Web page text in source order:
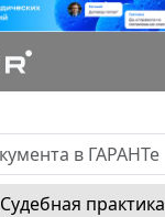
Судебная практика